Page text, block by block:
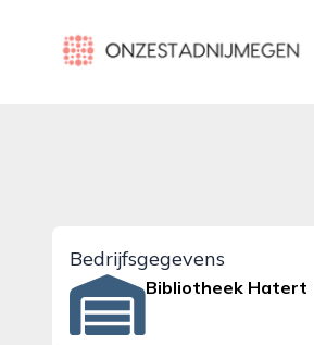
onzestadnijmegen.nl
Bedrijfsgegevens
Bibliotheek Hatert